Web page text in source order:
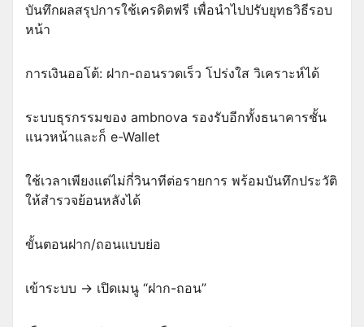
บันทึกผลสรุปการใช้เครดิตฟรี เพื่อนำไปปรับยุทธวิธีรอบ
หน้า
การเงินออโต้: ฝาก-ถอนรวดเร็ว โปร่งใส วิเคราะห์ได้
ระบบธุรกรรมของ ambnova รองรับอีกทั้งธนาคารชั้น
แนวหน้าและก็ e-Wallet
ใช้เวลาเพียงแต่ไม่กี่วินาทีต่อรายการ พร้อมบันทึกประวัติ
ให้สำรวจย้อนหลังได้
ขั้นตอนฝาก/ถอนแบบย่อ
เข้าระบบ → เปิดเมนู “ฝาก-ถอน”